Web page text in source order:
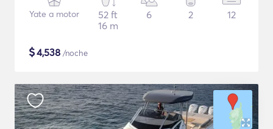
Yate a motor
52 ft
16 m
6 2 12
$4,538 /noche